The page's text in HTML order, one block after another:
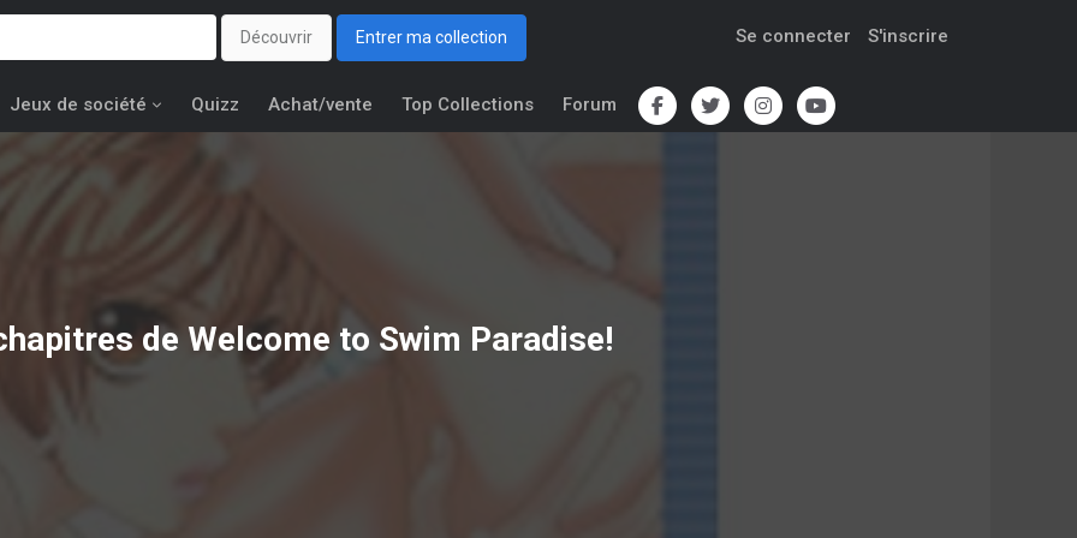
Découvrir Entrer ma collection Se connecter S'inscrire
Jeux de société Quizz Achat/vente Top Collections Forum
de Welcome to Swim Paradise!